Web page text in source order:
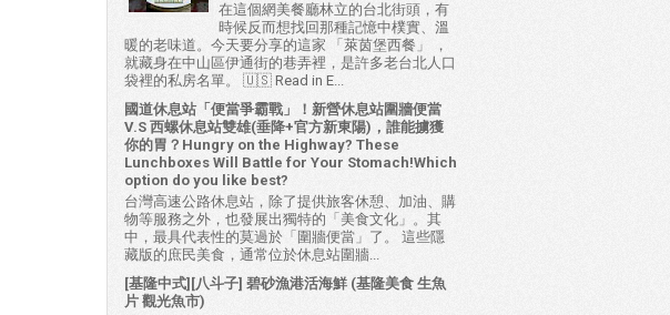
在這個網美餐廳林立的台北街頭，有
時候反而想找回那種記憶中樸實、溫
暖的老味道。今天要分享的這家 「萊茵堡西餐」 ，
就藏身在中山區伊通街的巷弄裡，是許多老台北人口
袋裡的私房名單。 🇺🇸 Read in E...
國道休息站「便當爭霸戰」！新營休息站圍牆便當
V.S 西螺休息站雙雄(垂降+官方新東陽)，誰能擄獲
你的胃？Hungry on the Highway? These
Lunchboxes Will Battle for Your Stomach!Which
option do you like best?
台灣高速公路休息站，除了提供旅客休憩、加油、購
物等服務之外，也發展出獨特的「美食文化」。其
中，最具代表性的莫過於「圍牆便當」了。 這些隱
藏版的庶民美食，通常位於休息站圍牆...
[基隆中式][八斗子] 碧砂漁港活海鮮 (基隆美食 生魚
片 觀光魚市)